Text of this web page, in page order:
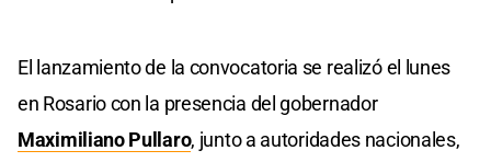
El lanzamiento de la convocatoria se realizó el lunes
en Rosario con la presencia del gobernador
Maximiliano Pullaro, junto a autoridades nacionales,